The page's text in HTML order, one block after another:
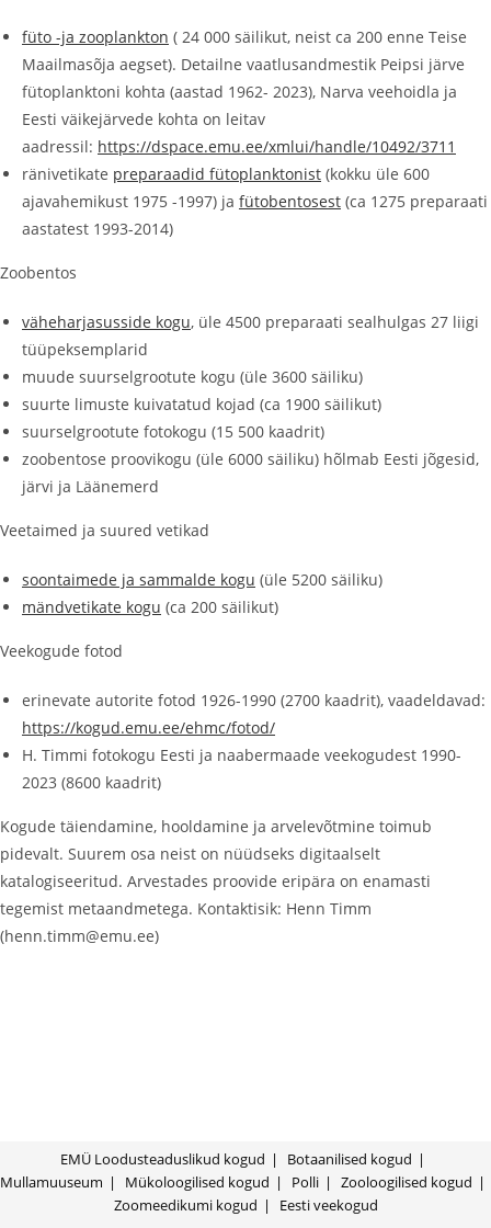
füto -ja zooplankton ( 24 000 säilikut, neist ca 200 enne Teise
Maailmasõja aegset). Detailne vaatlusandmestik Peipsi järve
fütoplanktoni kohta (aastad 1962- 2023), Narva veehoidla ja
Eesti väikejärvede kohta on leitav
aadressil: https://dspace.emu.ee/xmlui/handle/10492/3711
ränivetikate preparaadid fütoplanktonist (kokku üle 600
ajavahemikust 1975 -1997) ja fütobentosest (ca 1275 preparaati
aastatest 1993-2014)
Zoobentos
väheharjasusside kogu, üle 4500 preparaati sealhulgas 27 liigi
tüüpeksemplarid
muude suurselgrootute kogu (üle 3600 säiliku)
suurte limuste kuivatatud kojad (ca 1900 säilikut)
suurselgrootute fotokogu (15 500 kaadrit)
zoobentose proovikogu (üle 6000 säiliku) hõlmab Eesti jõgesid,
järvi ja Läänemerd
Veetaimed ja suured vetikad
soontaimede ja sammalde kogu (üle 5200 säiliku)
mändvetikate kogu (ca 200 säilikut)
Veekogude fotod
erinevate autorite fotod 1926-1990 (2700 kaadrit), vaadeldavad:
https://kogud.emu.ee/ehmc/fotod/
H. Timmi fotokogu Eesti ja naabermaade veekogudest 1990-
2023 (8600 kaadrit)
Kogude täiendamine, hooldamine ja arvelevõtmine toimub
pidevalt. Suurem osa neist on nüüdseks digitaalselt
katalogiseeritud. Arvestades proovide eripära on enamasti
tegemist metaandmetega. Kontaktisik: Henn Timm
(henn.timm@emu.ee)
EMÜ Loodusteaduslikud kogud
Botaanilised kogud
Mullamuuseum
Mükoloogilised kogud Polli
Zooloogilised kogud
Zoomeedikumi kogud
Eesti veekogud